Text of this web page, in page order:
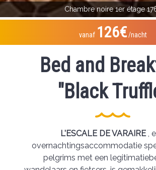
Chambre noire 1er étage
vanaf 126€/nacht
Bed and
"Black
L'ESCALE DE VARAIRE,
overnachtingsaccommodatie
pelgrims met een